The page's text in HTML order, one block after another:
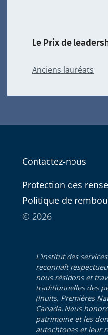
Le Prix de
Anciens lauréats
Contactez-nous
Protection des
Politique de
© 2026
L’Institut des
reconnaît
nous résidons et
traditionnelles des
(Inuits, Premières
Canada. Nous
patrimoine et les
autochtones et leur